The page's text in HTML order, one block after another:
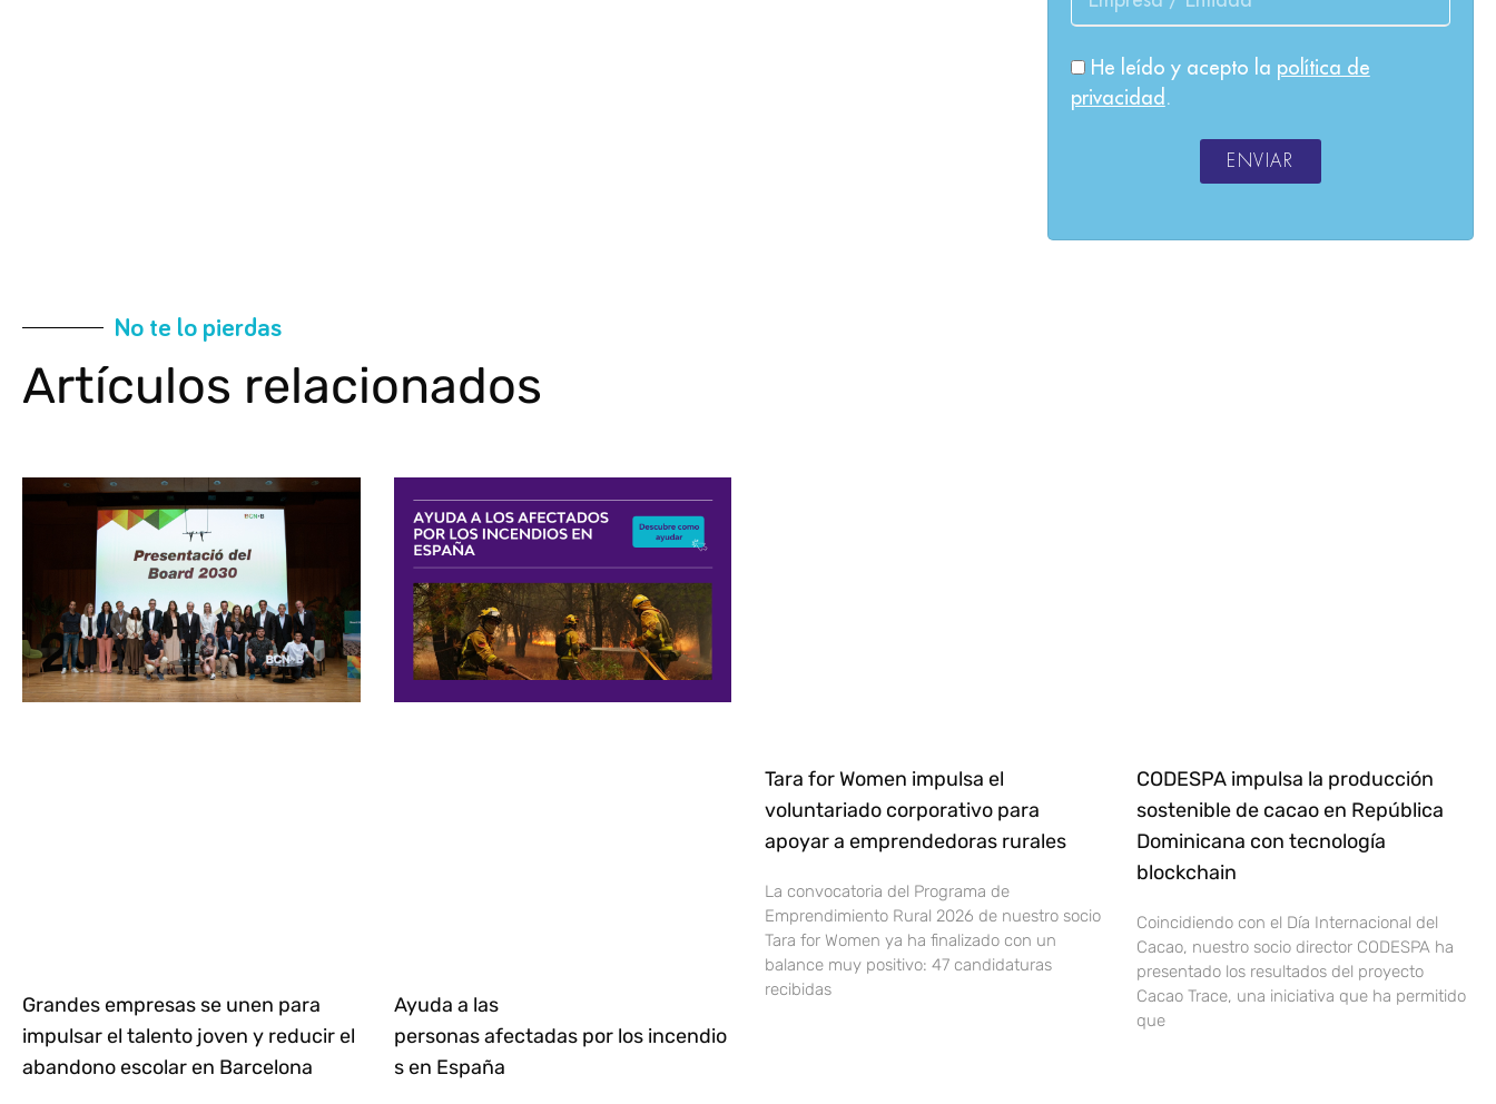
He leído y acepto la política de
privacidad .
ENVIAR
No te lo pierdas
Artículos relacionados
Grandes empresas se unen para
impulsar el talento joven y reducir el
abandono escolar en Barcelona
Ayuda a las
personas afectadas por los incendio
s en España
Tara for Women impulsa el
voluntariado corporativo para
apoyar a emprendedoras rurales
La convocatoria del Programa de
Emprendimiento Rural 2026 de nuestro socio
Tara for Women ya ha finalizado con un
balance muy positivo: 47 candidaturas
recibidas
CODESPA impulsa la producción
sostenible de cacao en República
Dominicana con tecnología
blockchain
Coincidiendo con el Día Internacional del
Cacao, nuestro socio director CODESPA ha
presentado los resultados del proyecto
Cacao Trace, una iniciativa que ha permitido
que